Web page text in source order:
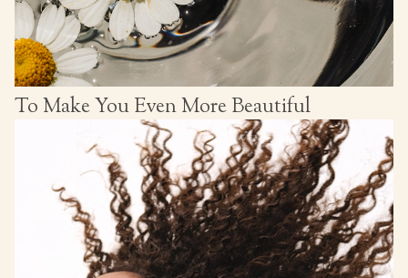
To Make You Even More Beautiful